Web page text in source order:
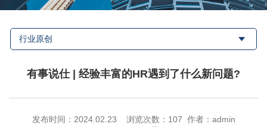
行业原创
有事说仕 | 经验丰富的HR遇到了什么新问题?
发布时间：2024.02.23 浏览次数： 107 作者：admin